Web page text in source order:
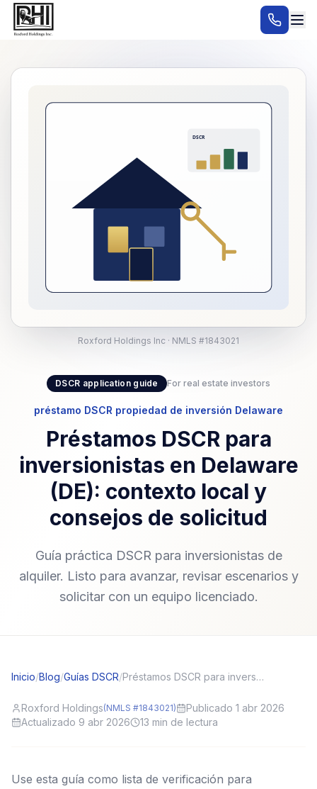
DSCR application guide For real estate investors
préstamo DSCR propiedad de inversión Delaware
Préstamos DSCR para
inversionistas en Delaware
(DE): contexto local y
consejos de solicitud
Guía práctica DSCR para inversionistas de
alquiler. Listo para avanzar, revisar escenarios y
solicitar con un equipo licenciado.
Roxford Holdings Inc · NMLS #1843021
Inicio/Blog/Guías DSCR/ Préstamos DSCR para inversionistas en Delaware (DE): contexto local y consejos de solicitud
Roxford Holdings(NMLS #1843021)
Publicado 1 abr 2026
Actualizado 9 abr 2026
13 min de lectura
Use esta guía como lista de verificación para